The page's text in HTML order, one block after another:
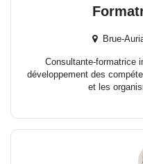
Brue-
Consultante-formatrice
développement des
et les